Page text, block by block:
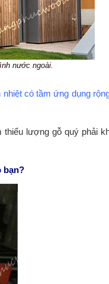
nước ngoài.
có tầm ứng dụng
lượng gỗ quý phải
bạn?